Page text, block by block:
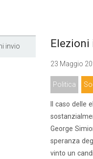
Elezioni
23 Maggio
Politica
Il caso delle
George
speranza
vinto un